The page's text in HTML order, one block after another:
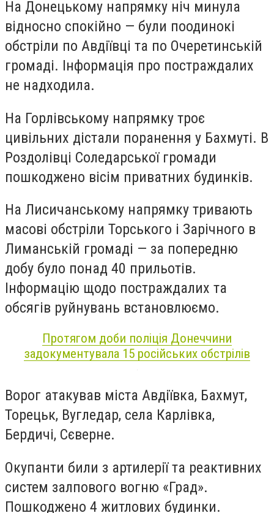
На Донецькому напрямку ніч минула
відносно спокійно — були поодинокі
обстріли по Авдіївці та по Очеретинській
громаді. Інформація про постраждалих
не надходила.
На Горлівському напрямку троє
цивільних дістали поранення у Бахмуті. В
Роздолівці Соледарської громади
пошкоджено вісім приватних будинків.
На Лисичанському напрямку тривають
масові обстріли Торського і Зарічного в
Лиманській громаді — за попередню
добу було понад 40 прильотів.
Інформацію щодо постраждалих та
обсягів руйнувань встановлюємо.
Протягом доби поліція Донеччини
задокументувала 15 російських обстрілів
Ворог атакував міста Авдіївка, Бахмут,
Торецьк, Вугледар, села Карлівка,
Бердичі, Сєверне.
Окупанти били з артилерії та реактивних
систем залпового вогню «Град».
Пошкоджено 4 житлових будинки.